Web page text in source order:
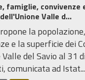
famiglie, convivenze
Valle d...
la
e la superficie dei
del Savio al 31
comunicata ad Istat...